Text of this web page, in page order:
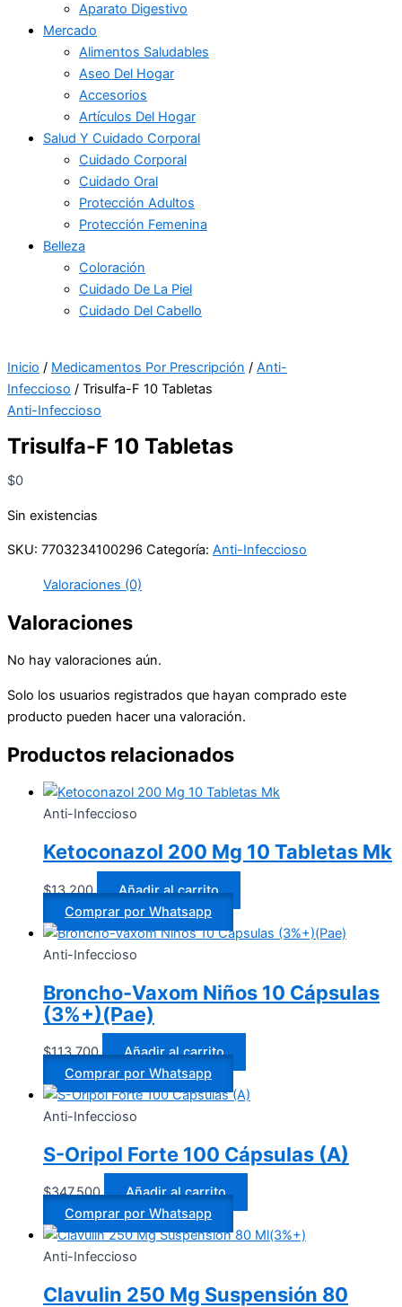
Aparato Digestivo
Mercado
Alimentos Saludables
Aseo Del Hogar
Accesorios
Artículos Del Hogar
Salud Y Cuidado Corporal
Cuidado Corporal
Cuidado Oral
Protección Adultos
Protección Femenina
Belleza
Coloración
Cuidado De La Piel
Cuidado Del Cabello
Inicio / Medicamentos Por Prescripción / Anti-
Infeccioso / Trisulfa-F 10 Tabletas
Anti-Infeccioso
Trisulfa-F 10 Tabletas
$0
Sin existencias
SKU: 7703234100296 Categoría: Anti-Infeccioso
Valoraciones (0)
Valoraciones
No hay valoraciones aún.
Solo los usuarios registrados que hayan comprado este
producto pueden hacer una valoración.
Productos relacionados
Anti-Infeccioso
Ketoconazol 200 Mg 10 Tabletas Mk
$13.200
Añadir al carrito
Comprar por Whatsapp
Anti-Infeccioso
Broncho-Vaxom Niños 10 Cápsulas
(3%+)(Pae)
$113.700
Añadir al carrito
Comprar por Whatsapp
Anti-Infeccioso
S-Oripol Forte 100 Cápsulas (A)
$347.500
Añadir al carrito
Comprar por Whatsapp
Anti-Infeccioso
Clavulin 250 Mg Suspensión 80